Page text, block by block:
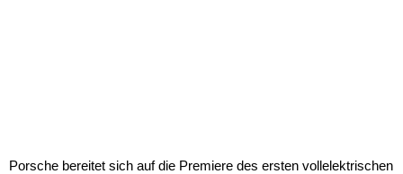
Porsche bereitet sich auf die Premiere des ersten vollelektrischen